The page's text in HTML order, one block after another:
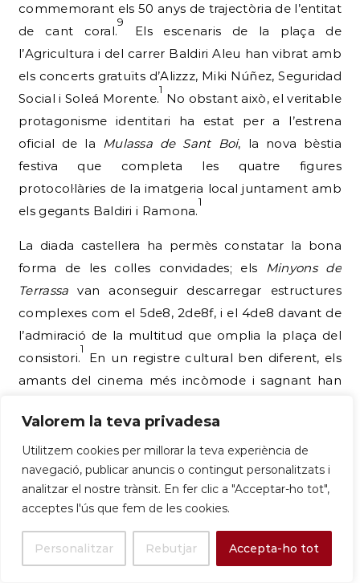
Valorem la teva privadesa
Utilitzem cookies per millorar la teva experiència de
navegació, publicar anuncis o contingut personalitzats i
analitzar el nostre trànsit. En fer clic a "Acceptar-ho tot",
acceptes l'ús que fem de les cookies.
Personalitzar Rebutjar Accepta-ho tot
commemorant els 50 anys de trajectòria de l’entitat
de cant coral.
9
Els escenaris de la plaça de
l’Agricultura i del carrer Baldiri Aleu han vibrat amb
els concerts gratuïts d’Alizzz, Miki Núñez, Seguridad
Social i Soleá Morente.
1
No obstant això, el veritable
protagonisme identitari ha estat per a l’estrena
oficial de la Mulassa de Sant Boi, la nova bèstia
festiva que completa les quatre figures
protocol·làries de la imatgeria local juntament amb
els gegants Baldiri i Ramona.
1
La diada castellera ha permès constatar la bona
forma de les colles convidades; els Minyons de
Terrassa van aconseguir descarregar estructures
complexes com el 5de8, 2de8f, i el 4de8 davant de
l’admiració de la multitud que omplia la plaça del
consistori.
1
En un registre cultural ben diferent, els
amants del cinema més incòmode i sagnant han
fantàstic independentFantboi, organitzat sota el
lema de caràcter revolucionari «Vive La Guillotine!».
En l’àmbit de l’esport de competició i alternatiu,
s’han registrat els resultats següents:
La 45a Cursa Ciclista del Llobregat:
Disputada el
diumenge 31 de maig, aquesta clàssica de la Copa